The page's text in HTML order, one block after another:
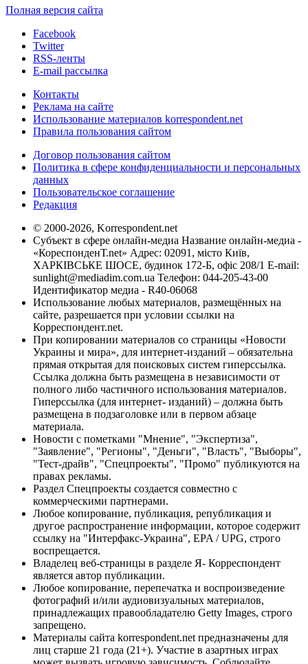
Полная версия сайта
Facebook
Twitter
RSS-ленты
E-mail рассылка
Контакты
Реклама на сайте
Использование материалов korrespondent.net
Правила пользования сайтом
Договор пользования сайтом
Политика в сфере конфиденциальности и персональных
данных
Пользовательское соглашение
Редакция
© 2000-2026, Korrespondent.net
Субъект в сфере онлайн-медиа Название онлайн-медиа -
«КореспонденТ.net» Адрес: 02091, місто Київ,
ХАРКІВСЬКЕ ШОСЕ, будинок 172-Б, офіс 208/1 E-mail:
sunlight@mediadim.com.ua Телефон: 044-205-43-00
Идентификатор медиа - R40-06068
Использование любых материалов, размещённых на
сайте, разрешается при условии ссылки на
Корреспондент.net.
При копировании материалов со страницы «Новости
Украины и мира», для интернет-изданий – обязательна
прямая открытая для поисковых систем гиперссылка.
Ссылка должна быть размещена в независимости от
полного либо частичного использования материалов.
Гиперссылка (для интернет- изданий) – должна быть
размещена в подзаголовке или в первом абзаце
материала.
Новости с пометками "Мнение", "Экспертиза",
"Заявление", "Регионы", "Деньги", "Власть", "Выборы",
"Тест-драйв", "Спецпроекты", "Промо" публикуются на
правах рекламы.
Раздел Спецпроекты создается совместно с
коммерческими партнерами.
Любое копирование, публикация, републикация и
другое распространение информации, которое содержит
ссылку на "Интерфакс-Украина", EPA / UPG, строго
воспрещается.
Владелец веб-страницы в разделе Я- Корреспондент
является автор публикации.
Любое копирование, перепечатка и воспроизведение
фотографий и/или аудиовизуальных материалов,
принадлежащих правообладателю Getty Images, строго
запрещено.
Материалы сайта korrespondent.net предназначены для
лиц старше 21 года (21+). Участие в азартных играх